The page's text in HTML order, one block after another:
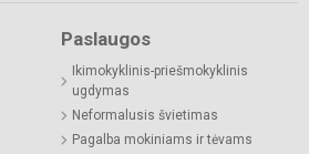
Paslaugos
Ikimokyklinis-priešmokyklinis
ugdymas
Neformalusis švietimas
Pagalba mokiniams ir tėvams